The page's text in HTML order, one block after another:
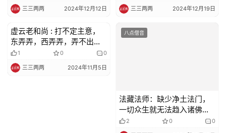
2024年12月12日 2024年12月19日
八点僧音
虚云老和尚 : 打不定主意，
东弄弄，西弄弄，弄不出半
点名堂
2024年11月5日
八点僧音
法藏法师：缺少净土法门，
一切众生就无法趋入诸佛的
大智慧海
三三两两 2024年10月10日